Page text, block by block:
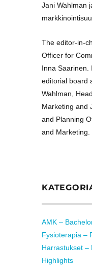
Jani Wahlman
The editor-in-
Officer for
Inna Saarinen.
editorial board
Wahlman,
Marketing and
and Planning
and Marketing.
AMK –
Fysioterapia –
Harrastukset –
Highlights